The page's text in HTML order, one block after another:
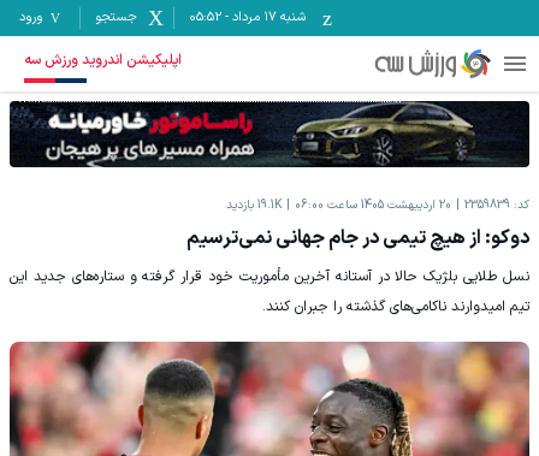
شنبه ۱۷ مرداد -
05:52 جستجو ورود
اپلیکیشن اندروید ورزش سه
کد: 2359839 20 اردیبهشت 1405 ساعت 06:00 19.1K بازدید
دوکو: از هیچ تیمی در جام جهانی نمی‌ترسیم
نسل طلایی بلژیک حالا در آستانه آخرین مأموریت خود قرار گرفته و ستاره‌های جدید این
تیم امیدوارند ناکامی‌های گذشته را جبران کنند.